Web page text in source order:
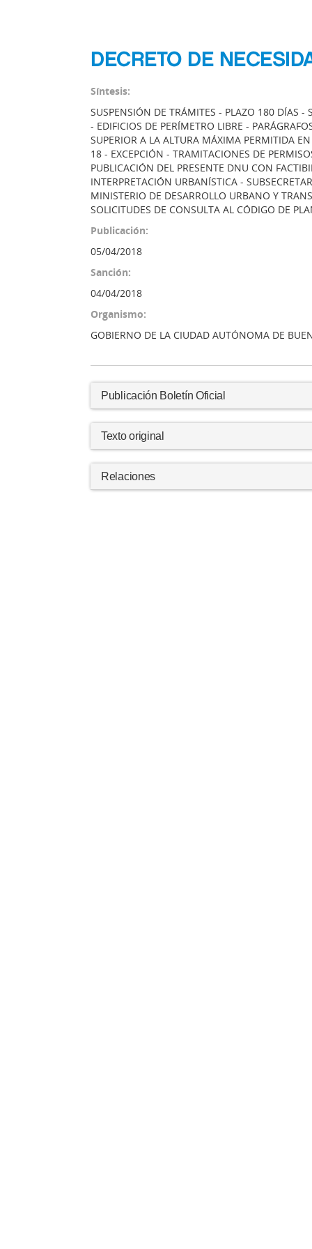
DECRETO DE
Síntesis:
SUSPENSIÓN DE TRÁMITES - PLAZO 180 DÍAS -
- EDIFICIOS DE PERÍMETRO LIBRE -
SUPERIOR A LA ALTURA MÁXIMA PERMITIDA
18 - EXCEPCIÓN - TRAMITACIONES DE
PUBLICACIÓN DEL PRESENTE DNU CON
INTERPRETACIÓN URBANÍSTICA -
MINISTERIO DE DESARROLLO URBANO Y
SOLICITUDES DE CONSULTA AL CÓDIGO DE
Publicación:
05/04/2018
Sanción:
04/04/2018
Organismo:
GOBIERNO DE LA CIUDAD AUTÓNOMA DE
Publicación Boletín Oficial
Texto original
Relaciones